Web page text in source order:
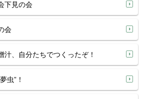
下見の会
会
、自分たちでつくったぞ！
虫”！